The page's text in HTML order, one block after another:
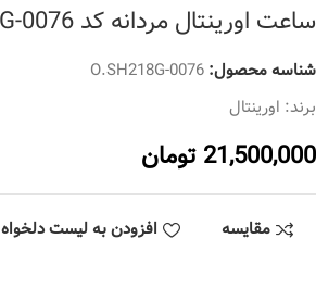
ساعت اورینتال مردانه کد O.SH218G-0076
شناسه محصول:O.SH218G-0076
برند: اورینتال
21,500,000 تومان
مقایسه افزودن به لیست دلخواه